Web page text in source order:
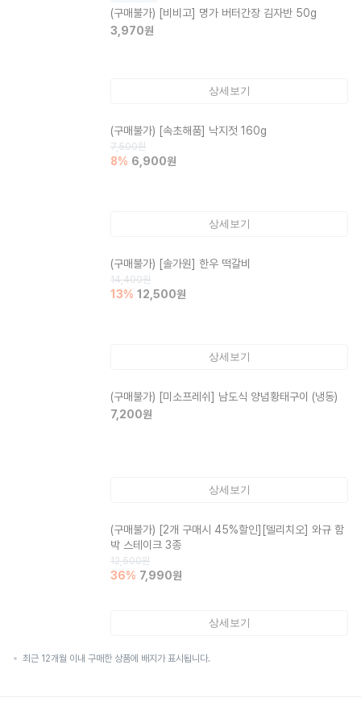
(구매불가) [비비고] 명가 버터간장 김자반 50g
3,970원
상세보기
(구매불가) [속초해품] 낙지젓 160g
7,500원
8% 6,900원
상세보기
(구매불가) [솔가원] 한우 떡갈비
14,400원
13% 12,500원
상세보기
(구매불가) [미소프레쉬] 남도식 양념황태구이 (냉동)
7,200원
상세보기
(구매불가) [2개 구매시 45%할인][델리치오] 와규 함
박 스테이크 3종
12,500원
36% 7,990원
상세보기
최근 12개월 이내 구매한 상품에 배지가 표시됩니다.